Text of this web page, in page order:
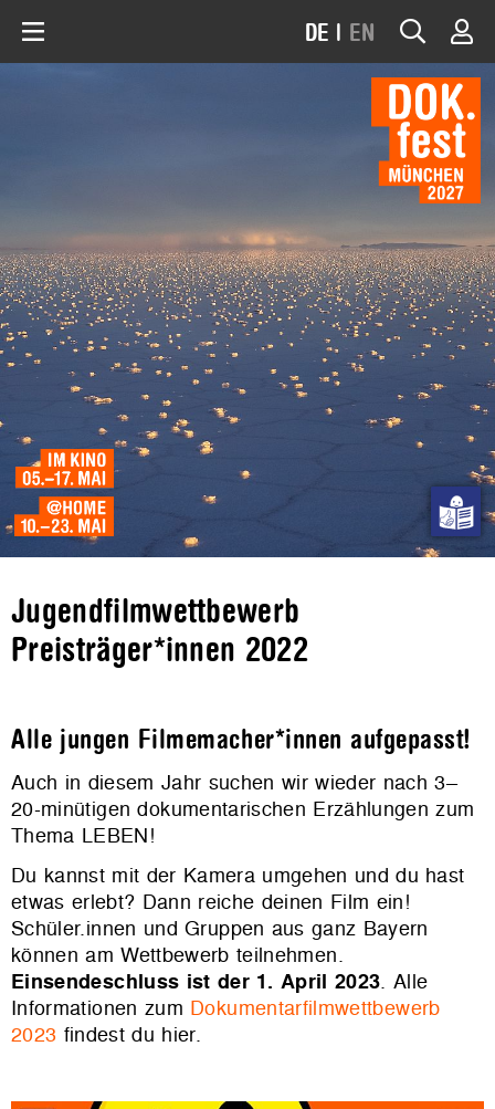
DE | EN
Jugendfilmwettbewerb
Preisträger*innen 2022
Alle jungen Filmemacher*innen aufgepasst!
Auch in diesem Jahr suchen wir wieder nach 3–
20-minütigen dokumentarischen Erzählungen zum
Thema LEBEN!
Du kannst mit der Kamera umgehen und du hast
etwas erlebt? Dann reiche deinen Film ein!
Schüler.innen und Gruppen aus ganz Bayern
können am Wettbewerb teilnehmen.
Einsendeschluss ist der 1. April 2023. Alle
Informationen zum Dokumentarfilmwettbewerb
2023 findest du hier.